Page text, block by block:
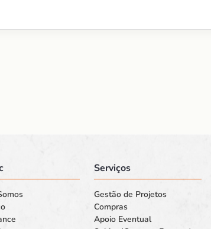
Serviços
Gestão de Projetos
Compras
Apoio Eventual